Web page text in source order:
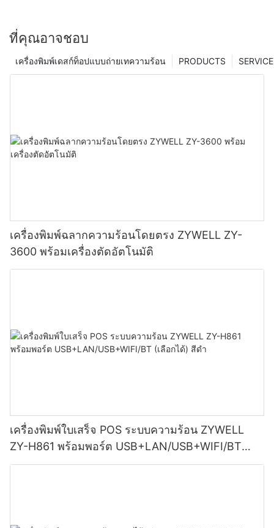
ที่คุณอาจชอบ
SERVICE
PRODUCTS
เครื่องพิมพ์เดสก์ท็อปแบบถ่ายเทความร้อน
เครื่องพิมพ์ฉลากความร้อนโดยตรง ZYWELL ZY-
3600 พร้อมเครื่องตัดอัตโนมัติ
เครื่องพิมพ์ใบเสร็จ POS ระบบความร้อน ZYWELL
ZY-H861 พร้อมพอร์ต USB+LAN/USB+WIFI/BT
(เลือกได้) สีดำ